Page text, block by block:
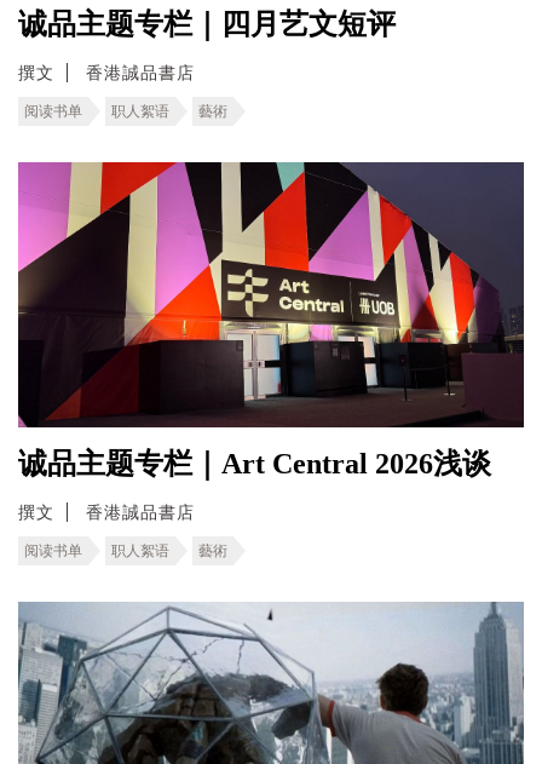
诚品主题专栏｜四月艺文短评
撰文 香港誠品書店
阅读书单 职人絮语 藝術
诚品主题专栏｜Art Central 2026浅谈
撰文 香港誠品書店
阅读书单 职人絮语 藝術